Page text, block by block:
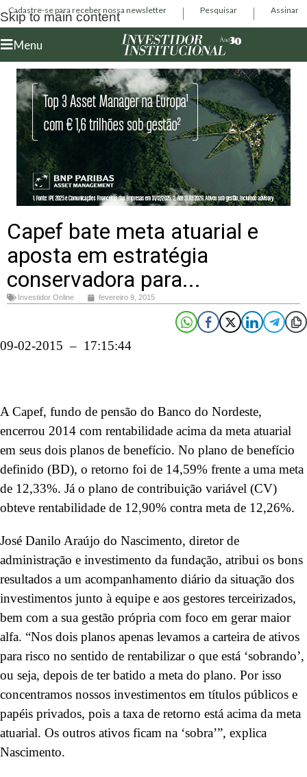
Skip to main content
Cadastre-se para receber nossa newsletter Pesquisar Assinar
Menu
Capef bate meta atuarial e
aposta em estratégia
conservadora para...
Investidor Online fevereiro 9, 2015
09-02-2015 – 17:15:44
A Capef, fundo de pensão do Banco do Nordeste,
encerrou 2014 com rentabilidade acima da meta atuarial
em seus dois planos de benefício. No plano de benefício
definido (BD), o retorno foi de 14,59% frente a uma meta
de 12,33%. Já o plano de contribuição variável (CV)
obteve rentabilidade de 12,90% contra meta de 12,26%.
José Danilo Araújo do Nascimento, diretor de
administração e investimento da fundação, atribui os bons
resultados a um acompanhamento diário da situação dos
investimentos junto à equipe e aos gestores terceirizados,
bem com a sua gestão própria com foco em gerar maior
alfa. “Nos dois planos apenas levamos a carteira de ativos
para risco no sentido de rentabilizar o que está ‘sobrando’,
ou seja, depois de ter batido a meta do plano. Por isso
concentramos nossos investimentos em títulos públicos e
papéis privados, pois a taxa de retorno está acima da meta
atuarial. Os outros ativos ficam na ‘sobra’”, explica
Nascimento.